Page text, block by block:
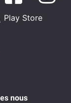
Play Store
nous